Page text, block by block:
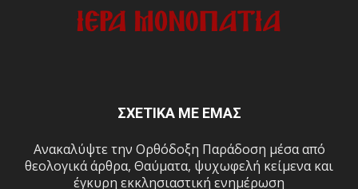
ΣΧΕΤΙΚΑ ΜΕ ΕΜΑΣ
Ανακαλύψτε την Ορθόδοξη Παράδοση μέσα από
θεολογικά άρθρα, Θαύματα, ψυχωφελή κείμενα και
έγκυρη εκκλησιαστική ενημέρωση